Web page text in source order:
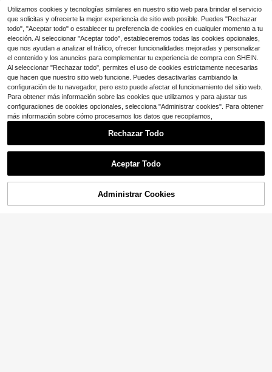
reas, perforadora de ojales, máquin
a de perforación de etiquetas, perfo
radora de correas, útil para volver al
colegio
#1 Más vendidos
en Puñetazos
¡Casi agotado!
$3 .50 -8%
¡27% DE DESCUENTO! AÑADIR A LA BOLSA
Utilizamos cookies y tecnologías similares en nuestro sitio web para brindar el servicio
que solicitas y ofrecerte la mejor experiencia de sitio web posible. Puedes "Rechazar
todo", "Aceptar todo" o establecer tu preferencia de cookies en cualquier momento a tu
elección. Al seleccionar "Aceptar todo", estableceremos todas las cookies opcionales,
que nos ayudan a analizar el tráfico, ofrecer funcionalidades mejoradas y personalizar
el contenido y los anuncios para complementar tu experiencia de compra con SHEIN.
Al seleccionar "Rechazar todo", permites el uso de cookies estrictamente necesarias
que hacen que nuestro sitio web funcione. Puedes desactivarlas cambiando la
configuración de tu navegador, pero esto puede afectar el funcionamiento del sitio web.
Para obtener más información sobre las cookies que utilizamos y para ajustar tus
configuraciones de cookies opcionales, selecciona "Administrar cookies". Para obtener
más información sobre cómo procesamos los datos que recopilamos,
Rechazar Todo
Aceptar Todo
Administrar Cookies